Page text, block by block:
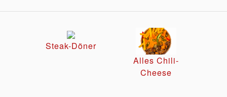
Steak-Döner
Alles Chili-
Cheese